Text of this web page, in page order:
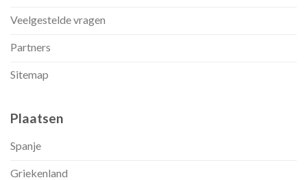
Veelgestelde vragen
Partners
Sitemap
Plaatsen
Spanje
Griekenland